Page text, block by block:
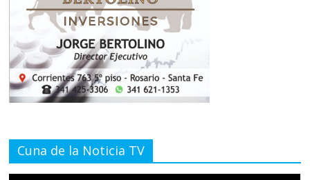
Cuna de la Noticia TV